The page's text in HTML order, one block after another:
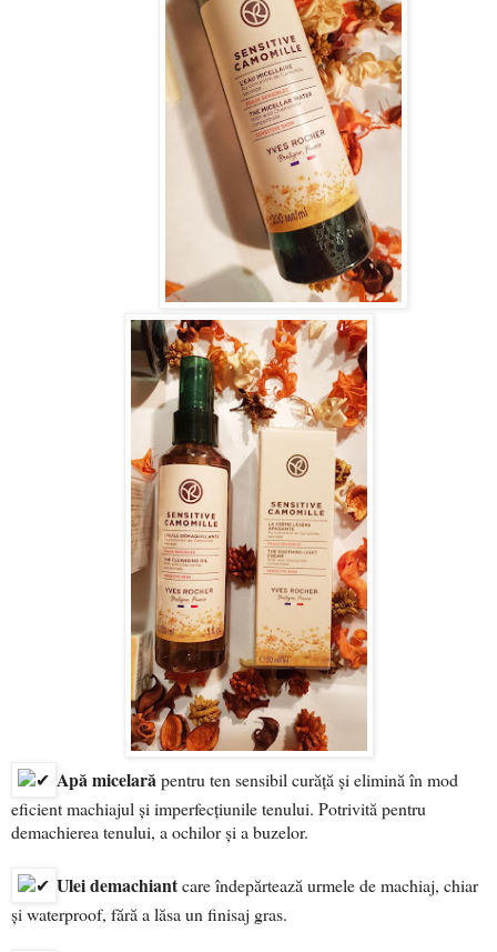
Apă micelară pentru ten sensibil curăță și elimină în mod
eficient machiajul și imperfecțiunile tenului. Potrivită pentru
demachierea tenului, a ochilor și a buzelor.
Ulei demachiantcare îndepărtează urmele de machiaj, chiar
și waterproof, fără a lăsa un finisaj gras.